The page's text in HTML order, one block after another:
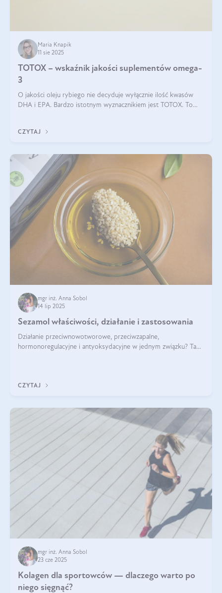
Maria Knapik
11 sie 2025
TOTOX – wskaźnik jakości suplementów omega-
3
O jakości oleju rybiego nie decyduje wyłącznie ilość kwasów
DHA i EPA. Bardzo istotnym wyznacznikiem jest TOTOX. To
CZYTAJ
mgr inż. Anna Sobol
14 lip 2025
Sezamol właściwości, działanie i zastosowania
Działanie przeciwnowotworowe, przeciwzapalne,
hormonoregulacyjne i antyoksydacyjne w jednym związku? Tak
CZYTAJ
mgr inż. Anna Sobol
23 cze 2025
Kolagen dla sportowców — dlaczego warto po
niego sięgnąć?